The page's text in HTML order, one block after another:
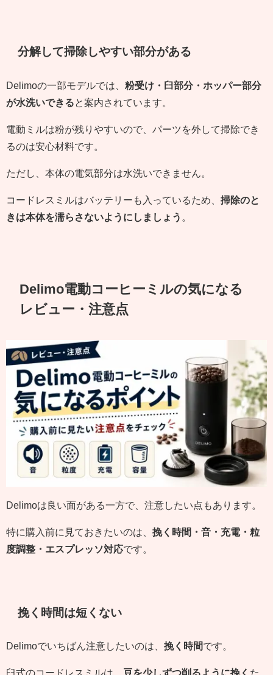
分解して掃除しやすい部分がある
Delimoの一部モデルでは、 粉受け・臼部分・ホッパー部分
が水洗いできる と案内されています。
電動ミルは粉が残りやすいので、パーツを外して掃除でき
るのは安心材料です。
ただし、本体の電気部分は水洗いできません。
コードレスミルはバッテリーも入っているため、 掃除のと
きは本体を濡らさないようにしましょう
Delimo電動コーヒーミルの気になる
レビュー・注意点
Delimoは良い面がある一方で、注意したい点もあります。
特に購入前に見ておきたいのは、 挽く時間・音・充電・粒
度調整・エスプレッソ対応です。
挽く時間は短くない
Delimoでいちばん注意したいのは、 挽く時間です。
臼式のコードレスミルは、 豆を少しずつ削るように挽く た